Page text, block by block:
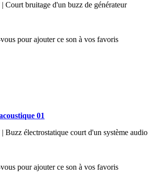
Court bruitage d'un buzz de générateur
01
Buzz électrostatique court d'un système audio